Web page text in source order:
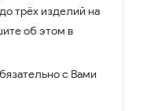
трёх изделий на
об этом в
с Вами